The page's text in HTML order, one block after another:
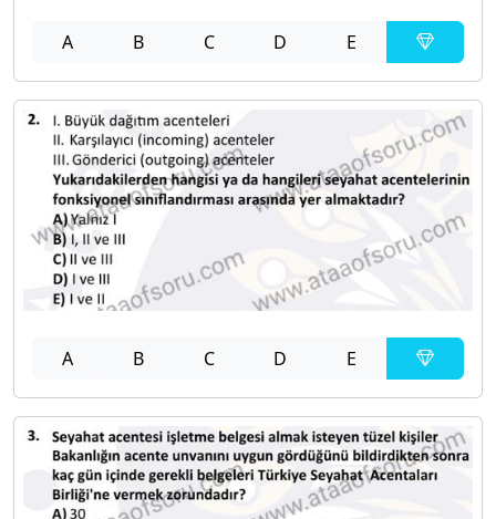
A B C D E
A B C D E